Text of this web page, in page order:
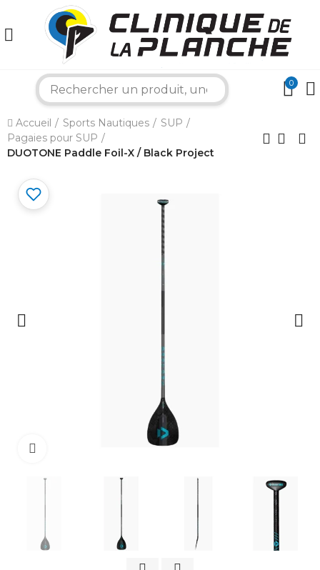
0
Accueil Sports Nautiques
SUP
Pagaies pour SUP
DUOTONE Paddle Foil-X / Black Project